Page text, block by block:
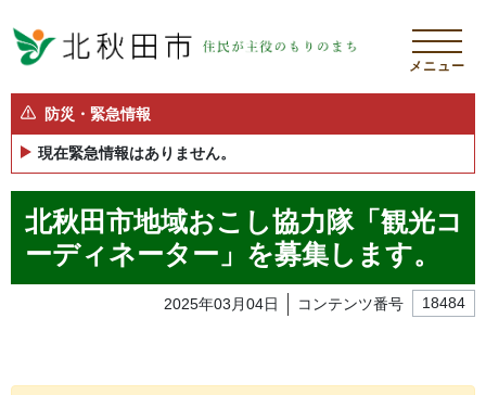
メニュー
防災・緊急情報
現在緊急情報はありません。
北秋田市地域おこし協力隊「観光コ
ーディネーター」を募集します。
2025年03月04日 コンテンツ番号 18484